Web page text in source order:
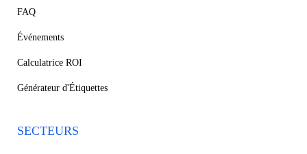
FAQ
Événements
Calculatrice ROI
Générateur d'Étiquettes
SECTEURS